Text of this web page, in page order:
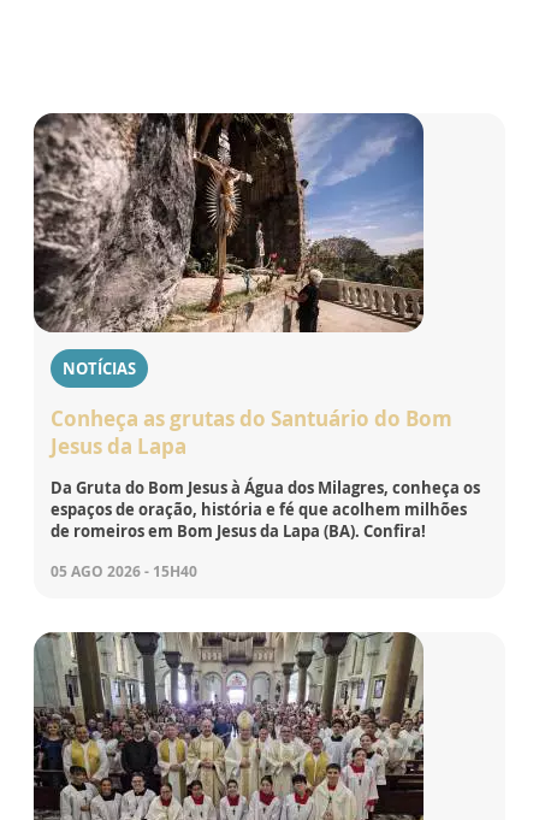
NOTÍCIAS
Conheça as grutas do Santuário do Bom
Jesus da Lapa
Da Gruta do Bom Jesus à Água dos Milagres, conheça os
espaços de oração, história e fé que acolhem milhões
de romeiros em Bom Jesus da Lapa (BA). Confira!
05 AGO 2026 - 15H40